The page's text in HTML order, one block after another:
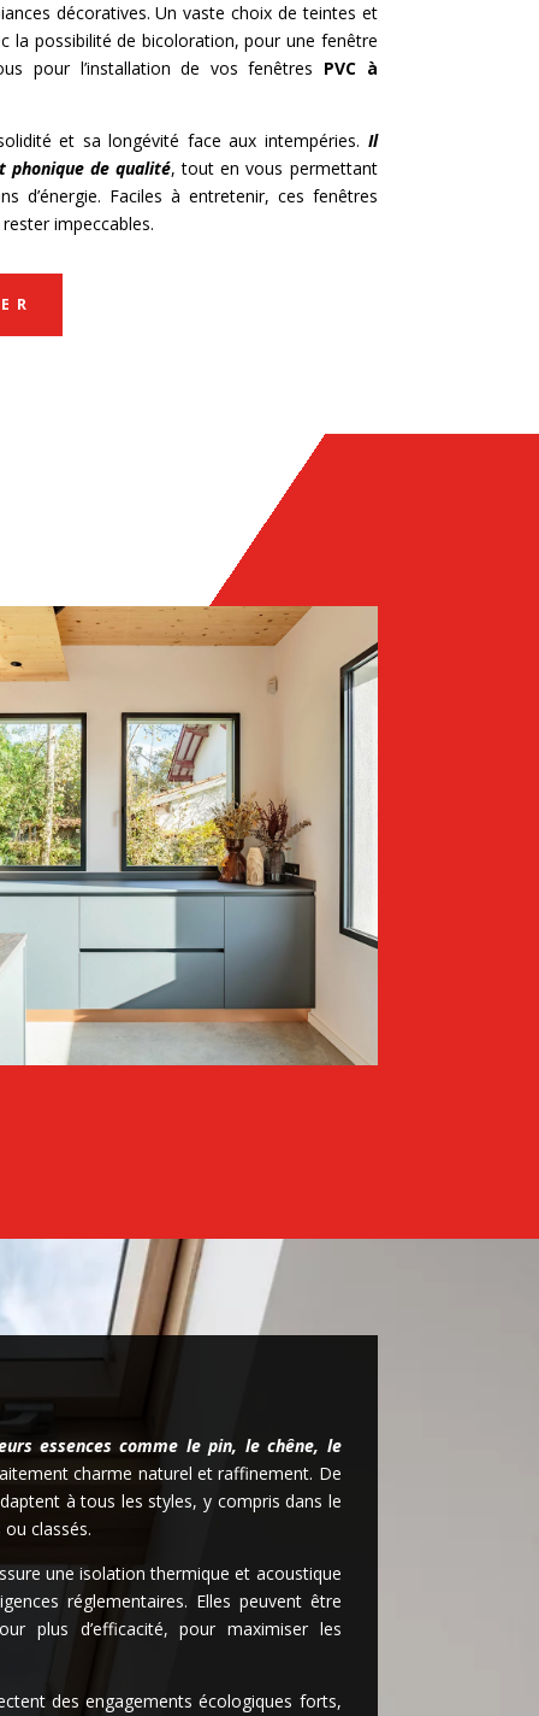
décoratives. Un vaste choix de teintes et
la possibilité de bicoloration, pour une fenêtre
pour l’installation de vos fenêtres PVC à
et sa longévité face aux intempéries. Il
de qualité, tout en vous permettant
d’énergie. Faciles à entretenir, ces fenêtres
impeccables.
essences comme le pin, le chêne, le
charme naturel et raffinement. De
à tous les styles, y compris dans le
classés.
une isolation thermique et acoustique
réglementaires. Elles peuvent être
plus d’efficacité, pour maximiser les
des engagements écologiques forts,